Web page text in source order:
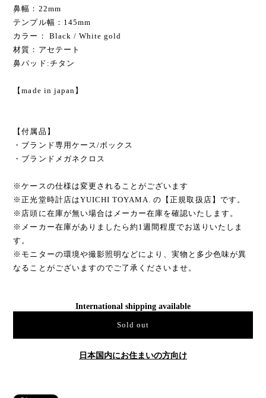
鼻幅：22mm
テンプル幅：145mm
カラー： Black / White gold
材質：アセテート
鼻パッド:チタン
【made in japan】
【付属品】
・ブランド専用ケース/ボックス
・ブランドメガネクロス
※ケースの仕様は変更されることがございます
※正光堂時計店はYUICHI TOYAMA. の【正規取扱店】です。
※店頭に在庫が無い場合はメーカー在庫を確認いたします。
※メーカー在庫がありましたら約1週間程度でお送りいたしま
す。
※モニターの環境や撮影照明などにより、実物と多少色味が異
なることがございますのでご了承くださいませ。
International shipping available
Sold out
日本国内にお住まいの方向け